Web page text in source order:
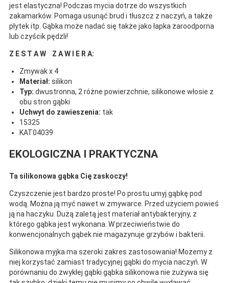
jest elastyczna! Podczas mycia dotrze do wszystkich
zakamarków. Pomaga usunąć brud i tłuszcz z naczyń, a także
płytek itp. Gąbka może nadać się także jako łapka żaroodporna
lub czyścik pędzli!
Z E S T A W Z A W I E R A:
Zmywak x 4
Materiał: silikon
Typ: dwustronna, 2 różne powierzchnie, silikonowe włosie z
obu stron gąbki
Uchwyt do zawieszenia: tak
15325
KAT04039
EKOLOGICZNA I PRAKTYCZNA
Ta silikonowa gąbka Cię zaskoczy!
Czyszczenie jest bardzo proste! Po prostu umyj gąbkę pod
wodą. Można ją myć nawet w zmywarce. Przed użyciem powieś
ją na haczyku. Dużą zaletą jest materiał antybakteryjny, z
którego gąbka jest wykonana. W przeciwieństwie do
konwencjonalnych gąbek nie magazynuje grzybów i bakterii.
Silikonowa myjka ma szeroki zakres zastosowania! Możemy z
niej korzystać zamiast tradycyjnej gąbki do mycia naczyń. W
porównaniu do zwykłej gąbki gąbka silikonowa nie zużywa się